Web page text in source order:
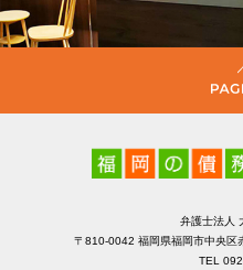
弁護士法人
〒810-0042 福岡県福岡市中央区
TEL